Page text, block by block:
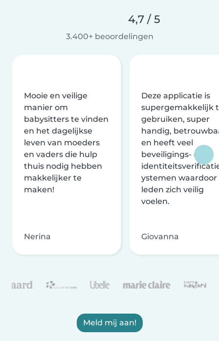
4,7 / 5
3.400+ beoordelingen
Mooie en veilige
manier om
babysitters te vinden
en het dagelijkse
leven van moeders
en vaders die hulp
thuis nodig hebben
makkelijker te
maken!
Nerina
Deze applicatie is
supergemakkelijk
gebruiken, super
handig,
en heeft veel
beveiligings- en
ystemen waardoor
leden zich veilig
voelen.
Giovanna
Meld mij aan!